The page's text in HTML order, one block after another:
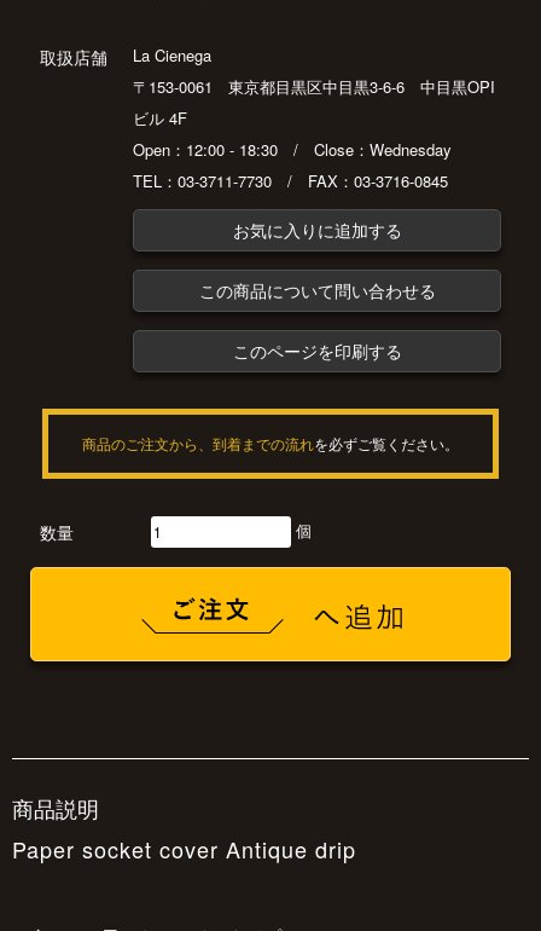
取扱店舗
La Cienega
〒153-0061 東京都目黒区中目黒3-6-6 中目黒OPI
ビル 4F
Open：12:00 - 18:30 / Close：Wednesday
TEL：03-3711-7730 / FAX：03-3716-0845
お気に入りに追加する
この商品について問い合わせる
このページを印刷する
商品のご注文から、到着までの流れを必ずご覧ください。
数量 個
商品説明
Paper socket cover Antique drip